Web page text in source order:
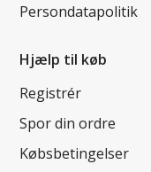
Persondatapolitik
Hjælp til køb
Registrér
Spor din ordre
Købsbetingelser